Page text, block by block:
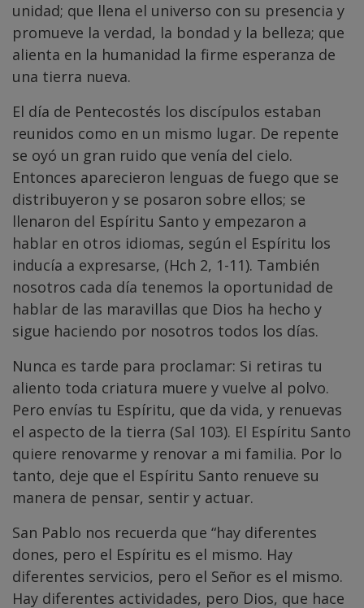
unidad; que llena el universo con su presencia y
promueve la verdad, la bondad y la belleza; que
alienta en la humanidad la firme esperanza de
una tierra nueva.
El día de Pentecostés los discípulos estaban
reunidos como en un mismo lugar. De repente
se oyó un gran ruido que venía del cielo.
Entonces aparecieron lenguas de fuego que se
distribuyeron y se posaron sobre ellos; se
llenaron del Espíritu Santo y empezaron a
hablar en otros idiomas, según el Espíritu los
inducía a expresarse, (Hch 2, 1-11). También
nosotros cada día tenemos la oportunidad de
hablar de las maravillas que Dios ha hecho y
sigue haciendo por nosotros todos los días.
Nunca es tarde para proclamar: Si retiras tu
aliento toda criatura muere y vuelve al polvo.
Pero envías tu Espíritu, que da vida, y renuevas
el aspecto de la tierra (Sal 103). El Espíritu Santo
quiere renovarme y renovar a mi familia. Por lo
tanto, deje que el Espíritu Santo renueve su
manera de pensar, sentir y actuar.
San Pablo nos recuerda que “hay diferentes
dones, pero el Espíritu es el mismo. Hay
diferentes servicios, pero el Señor es el mismo.
Hay diferentes actividades, pero Dios, que hace